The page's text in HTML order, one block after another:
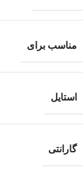
مناسب برای
استایل
گارانتی